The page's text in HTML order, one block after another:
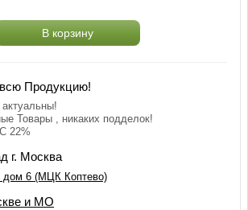
В корзину
Продукцию!
Товары , никаких подделок!
22%
г. Москва
дом 6 (МЦК Коптево)
и МО